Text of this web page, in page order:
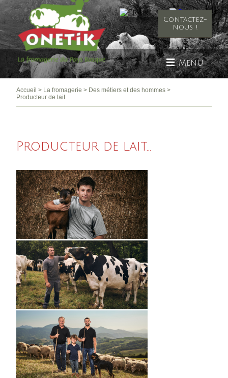
Menu
Contactez-
nous !
Accueil > La fromagerie > Des métiers et des hommes >
Producteur de lait
Producteur de lait...